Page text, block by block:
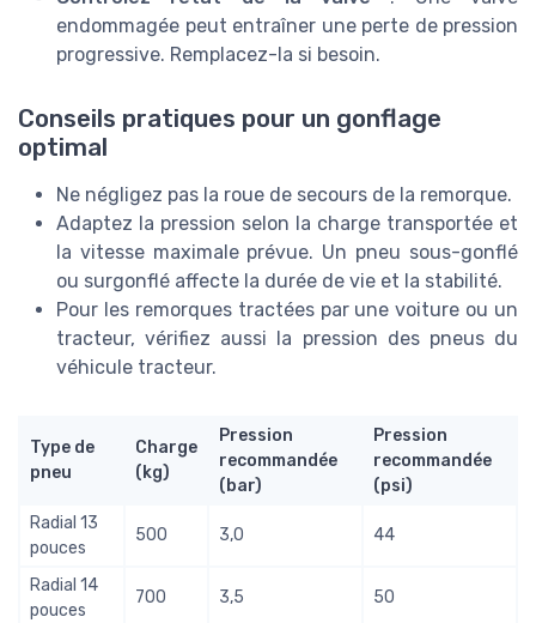
endommagée peut entraîner une perte de pression
progressive. Remplacez-la si besoin.
Conseils pratiques pour un gonflage
optimal
Ne négligez pas la roue de secours de la remorque.
Adaptez la pression selon la charge transportée et
la vitesse maximale prévue. Un pneu sous-gonflé
ou surgonflé affecte la durée de vie et la stabilité.
Pour les remorques tractées par une voiture ou un
tracteur, vérifiez aussi la pression des pneus du
véhicule tracteur.
Type de
pneu
Charge
(kg)
Pression
recommandée
(bar)
Pression
recommandée
(psi)
Radial 13
pouces
500 3,0 44
Radial 14
pouces
700 3,5 50